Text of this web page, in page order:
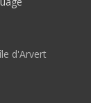
d'Arvert